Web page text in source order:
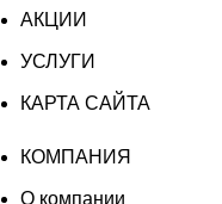
АКЦИИ
УСЛУГИ
КАРТА САЙТА
КОМПАНИЯ
О компании